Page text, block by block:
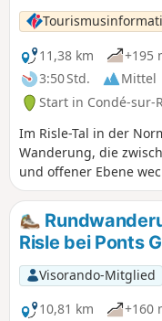
11,38 km
+195
3:50 Std.
Mittel
Start in Condé-sur-
Im Risle-Tal in der
Wanderung, die
und offener Ebene
Vallon des Sarrasins,
Brunnen inmitten der
Der Wald ist das
gibt zahlreiche
Landschaft ist sehr
haben eine
insbesondere die
Risle bei Ponts
Visorando-Mitglied
10,81 km
+160